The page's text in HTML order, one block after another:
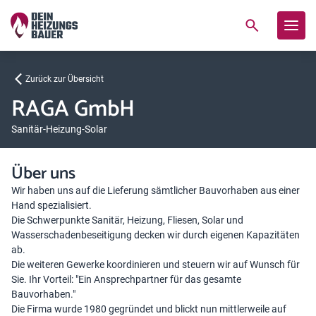
Zurück zur Übersicht
RAGA GmbH
Sanitär-Heizung-Solar
Über uns
Wir haben uns auf die Lieferung sämtlicher Bauvorhaben aus einer
Hand spezialisiert.
Die Schwerpunkte Sanitär, Heizung, Fliesen, Solar und
Wasserschadenbeseitigung decken wir durch eigenen Kapazitäten
ab.
Die weiteren Gewerke koordinieren und steuern wir auf Wunsch für
Sie. Ihr Vorteil: "Ein Ansprechpartner für das gesamte
Bauvorhaben."
Die Firma wurde 1980 gegründet und blickt nun mittlerweile auf